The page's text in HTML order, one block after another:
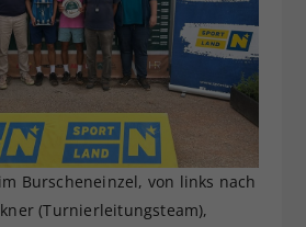
Burscheneinzel, von links nach
(Turnierleitungsteam),